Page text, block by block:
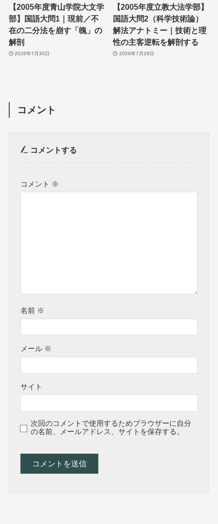
【2005年度青山学院大文学
部】国語大問1｜現前／不
在の二分法を崩す「魄」の
解剖
2026年7月30日
【2005年度立教大法学部】
国語大問2（科学技術論）
解法アナトミー｜技術と理
性の主客逆転を解剖する
2026年7月29日
コメント
コメントする
コメント ※
名前 ※
メール ※
サイト
次回のコメントで使用するためブラウザーに自分
の名前、メールアドレス、サイトを保存する。